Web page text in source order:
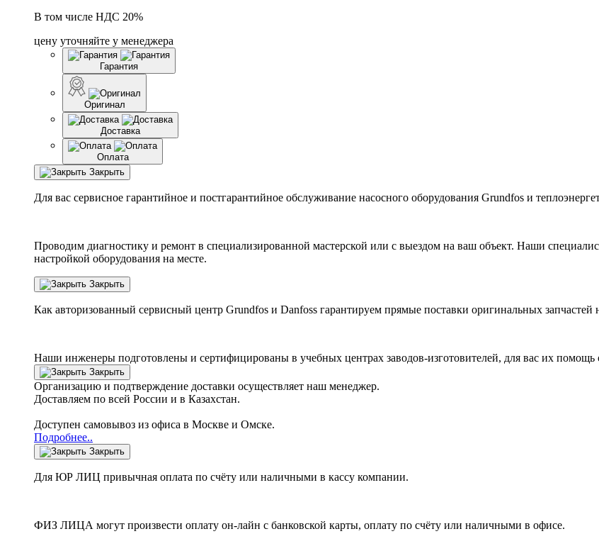
В том числе НДС 20%
цену уточняйте у менеджера
Гарантия
Оригинал
Доставка
Оплата
Закрыть
Для вас сервисное гарантийное и постгарантийное обслуживание насосного оборудования Grundfos и
Проводим диагностику и ремонт в специализированной мастерской или с выездом на ваш объект. Наши
настройкой оборудования на месте.
Закрыть
Как авторизованный сервисный центр Grundfos и Danfoss гарантируем прямые поставки оригинальных
Наши инженеры подготовлены и сертифицированы в учебных центрах заводов-изготовителей, для вас их помощь
Закрыть
Организацию и подтверждение доставки осуществляет наш менеджер.
Доставляем по всей России и в Казахстан.
Доступен самовывоз из офиса в Москве и Омске.
Подробнее..
Закрыть
Для ЮР ЛИЦ привычная оплата по счёту или наличными в кассу компании.
ФИЗ ЛИЦА могут произвести оплату он-лайн с банковской карты, оплату по счёту или наличными в офисе.